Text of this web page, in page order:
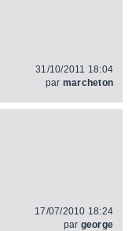
31/10/2011 18:04
par marcheton
17/07/2010 18:24
par george